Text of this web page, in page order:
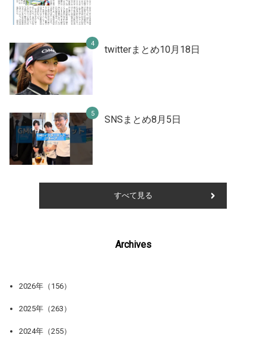
twitterまとめ10月18日
SNSまとめ8月5日
すべて見る
Archives
2026年（156）
2025年（263）
2024年（255）